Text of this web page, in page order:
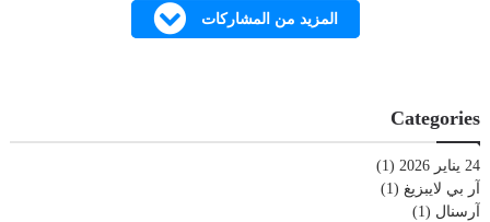
المزيد من المشاركات
Categories
24 يناير 2026
(1)
آر بي لايبزيغ (1)
آرسنال (1)